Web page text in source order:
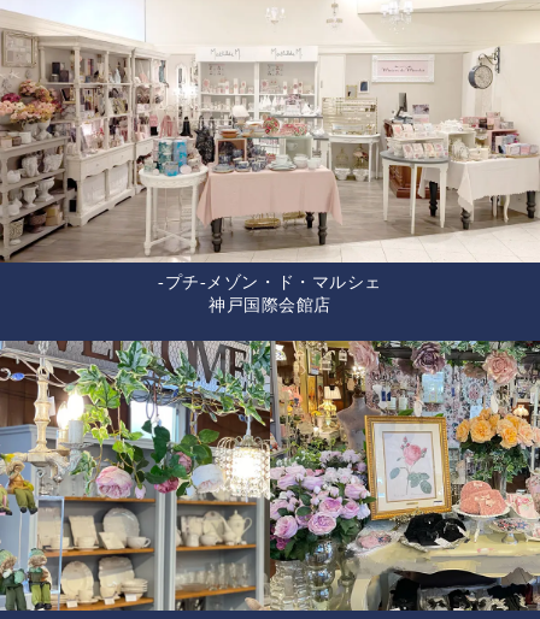
-プチ-メゾン・ド・マルシェ
神戸国際会館店